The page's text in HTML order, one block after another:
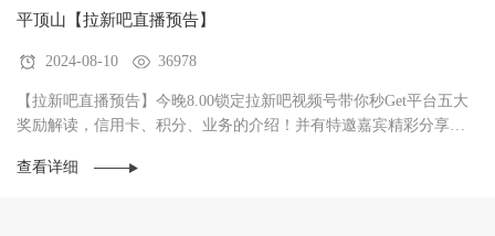
平顶山【拉新吧直播预告】
2024-08-10 36978
【拉新吧直播预告】今晚8.00锁定拉新吧视频号带你秒Get平台五大
奖励解读，信用卡、积分、业务的介绍！并有特邀嘉宾精彩分享！
查看详细